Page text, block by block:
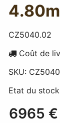
CZ5040.02
Coût de
SKU:
Etat du
6965 €